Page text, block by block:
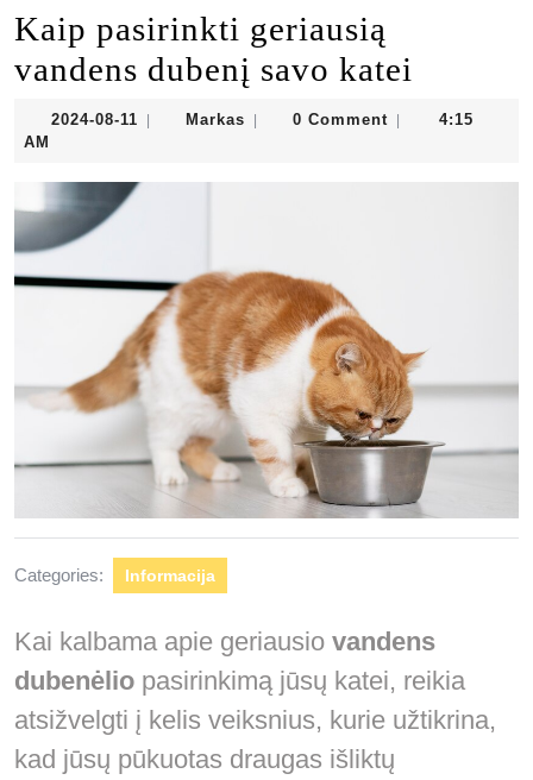
Kaip pasirinkti geriausią
vandens dubenį savo katei
2024-08-11 2024-
Markas Markas0 Comment
4:15
AM
Categories: Informacija
Kai kalbama apie geriausio vandens
dubenėlio pasirinkimą jūsų katei, reikia
atsižvelgti į kelis veiksnius, kurie užtikrina,
kad jūsų pūkuotas draugas išliktų